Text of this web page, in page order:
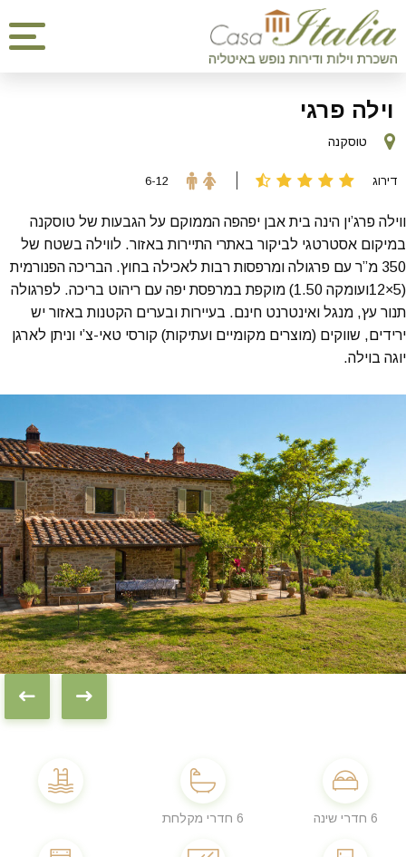
וילה פרגי
דירוג 6-12
טוסקנה
ווילה פרג’ין הינה בית אבן יפהפה הממוקם על הגבעות של טוסקנה
במיקום אסטרטגי לביקור באתרי התיירות באזור. לווילה בשטח של
350 מ”ר עם פרגולה ומרפסות רבות לאכילה בחוץ. הבריכה הפנורמית
(5×12ועומקה 1.50) מוקפת במרפסת יפה עם ריהוט בריכה. לפרגולה
תנור עץ, מנגל ואינטרנט חינם. בעיירות ובערים הקטנות באזור יש
ירידים, שווקים (מוצרים מקומיים ועתיקות) קורסי טאי-צ’י וניתן לארגן
יוגה בוילה.
6 חדרי שינה 6 חדרי מקלחת